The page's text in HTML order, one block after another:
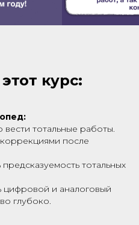
курс:
тотальные работы.
после
тотальных
цифровой и аналоговый
глубоко.